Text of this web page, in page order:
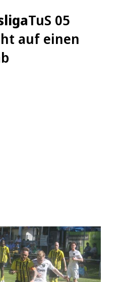
TuS 05
auf einen